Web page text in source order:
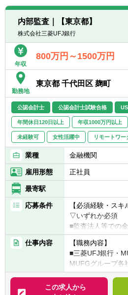
いと、高い意欲を
ビジネスと一体と
で、自身の会計ス
の発展に活かすこ
成長にも繋がりま
【配属部署】
■国際管理部 経
内部監査｜【東京都】
株式会社三菱UFJ銀行
年収
800万円～1500万円
勤務地
東京都 千代田区 麹町
公認会計士 公認会計士試験合格
年間休日120日以上 年収1000万円以上
未経験可 女性活躍中 リモートワー
業種 金融機関
雇用形態 正社員
最寄駅
応募条件
【必須経験・スキ
▽いずれか必須
■監査法人等での
リー経験
■金融機関での内
【歓迎経験・スキ
▽以下のいずれか
■金融機関での監
仕事内容
【職務内容】
■三菱UFJ銀行・
MUFGグループ各
■リスクアセスメ
■経営陣や本部各
この求人から